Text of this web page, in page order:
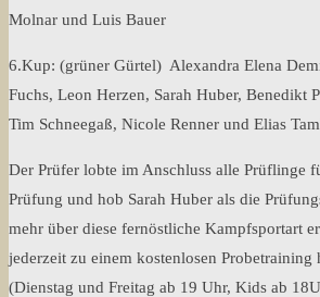
Molnar und Luis Bauer
6.Kup: (grüner Gürtel) Alexandra Elena
Fuchs, Leon Herzen, Sarah Huber, Benedikt
Tim Schneegaß, Nicole Renner und Elias
Der Prüfer lobte im Anschluss alle Prüflinge
Prüfung und hob Sarah Huber als die
mehr über diese fernöstliche Kampfsportart
jederzeit zu einem kostenlosen Probetraining
(Dienstag und Freitag ab 19 Uhr, Kids ab